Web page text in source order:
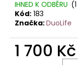
IHNED K ODBĚRU (
Kód: 183
Značka:DuoLife
1 700 Kč
č
u
e
m